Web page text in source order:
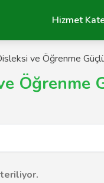
Hizmet
ve Öğrenme
Öğrenme